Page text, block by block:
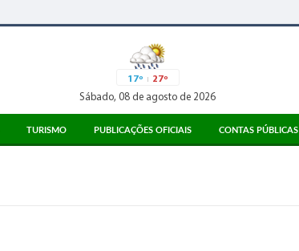
17º 27º
Sábado, 08 de agosto de 2026
TURISMO PUBLICAÇÕES OFICIAIS CONTAS PÚBLICAS